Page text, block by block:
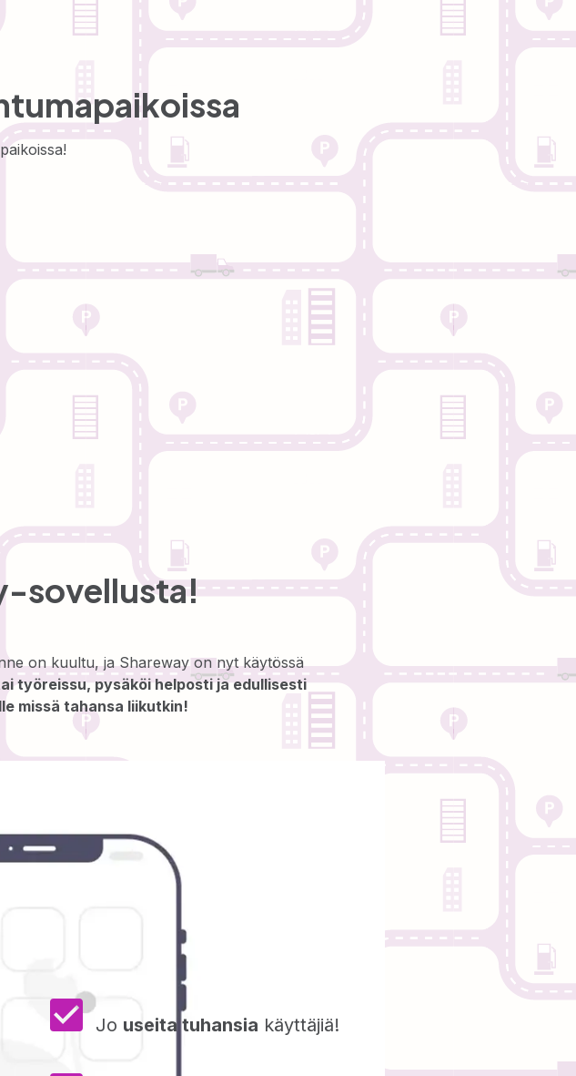
sovellusta!
on kuultu, ja Shareway on nyt käytössä
työreissu, pysäköi helposti ja edullisesti
missä tahansa liikutkin!
Jo useita tuhansia käyttäjiä!